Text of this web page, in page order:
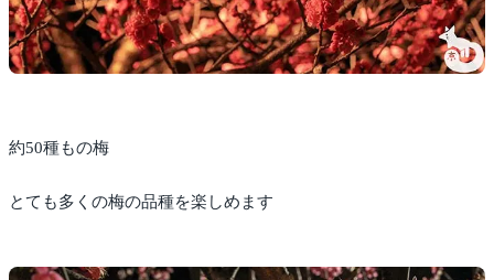
約50種もの梅
とても多くの梅の品種を楽しめます